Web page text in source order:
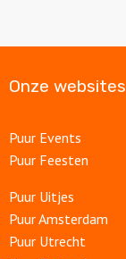
Onze websites
Puur Events
Puur Feesten
Puur Uitjes
Puur Amsterdam
Puur Utrecht